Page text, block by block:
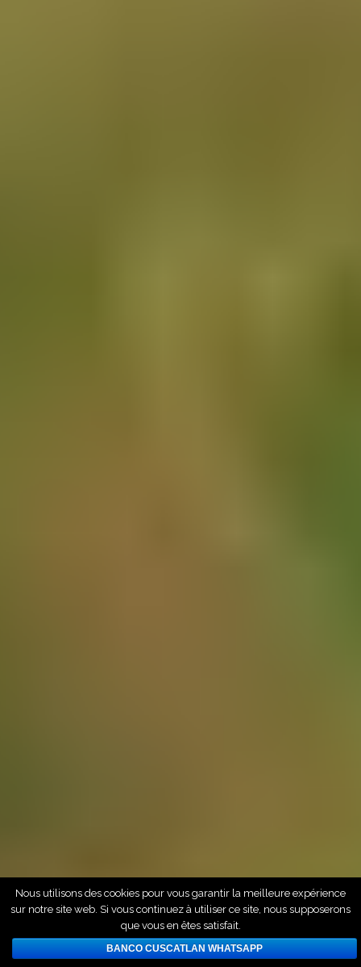
Nous utilisons des cookies pour vous garantir la meilleure expérience
sur notre site web. Si vous continuez à utiliser ce site, nous supposerons
que vous en êtes satisfait.
BANCO CUSCATLAN WHATSAPP